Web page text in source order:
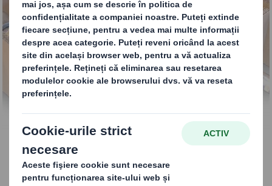
Amortizoare și
inserturi
CONTACTAȚI-NE